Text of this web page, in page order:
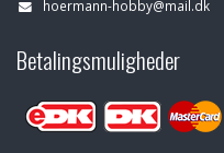
hoermann-hobby@mail.dk
Betalingsmuligheder